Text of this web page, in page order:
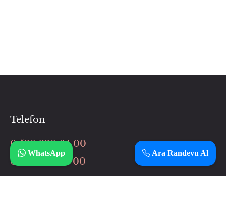
Telefon
0 530 320 64 00
0 506 037 64 00
Ara Randevu Al
WhatsApp